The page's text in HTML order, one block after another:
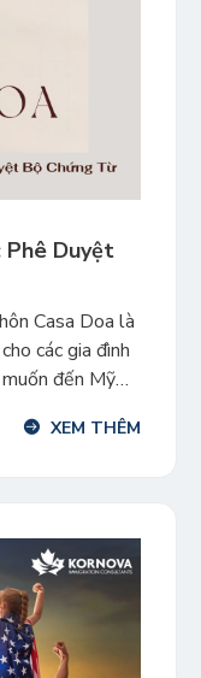
Phê Duyệt
Casa Doa là
các gia đình
đến Mỹ
ngàyXEM THÊM